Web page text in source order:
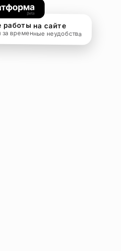
работы на сайте
временные неудобства